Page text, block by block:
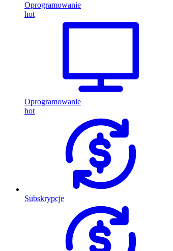
Oprogramowanie
hot
Oprogramowanie
hot
Subskrypcje